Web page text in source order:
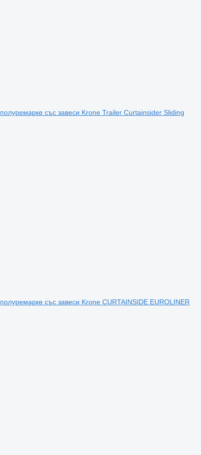
полуремарке със завеси Krone Trailer Curtainsider Sliding
полуремарке със завеси Krone CURTAINSIDE EUROLINER